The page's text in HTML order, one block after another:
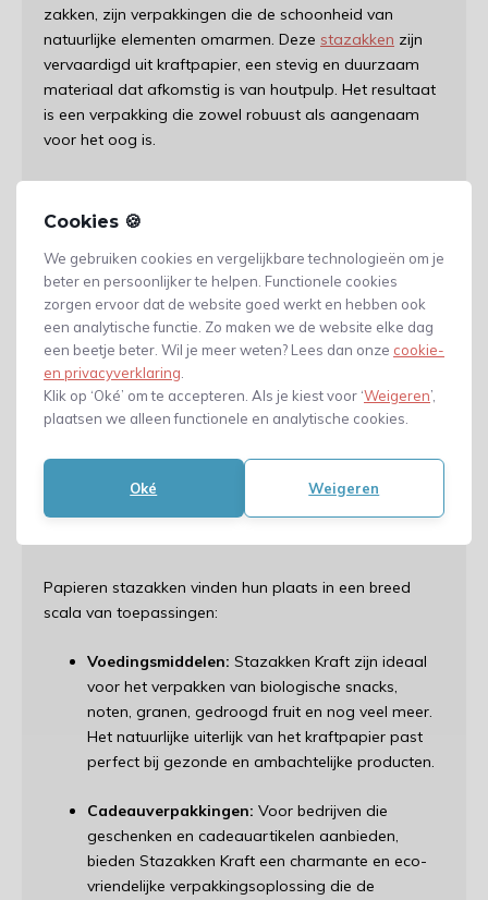
Cookies 🍪
We gebruiken cookies en vergelijkbare technologieën om je
beter en persoonlijker te helpen. Functionele cookies
zorgen ervoor dat de website goed werkt en hebben ook
een analytische functie. Zo maken we de website elke dag
een beetje beter. Wil je meer weten? Lees dan onze cookie-
en privacyverklaring
Klik op ‘Oké’ om te accepteren. Als je kiest voor ‘Weigeren’,
plaatsen we alleen functionele en analytische cookies.
Oké Weigeren
zakken, zijn verpakkingen die de schoonheid van
natuurlijke elementen omarmen. Deze stazakken zijn
vervaardigd uit kraftpapier, een stevig en duurzaam
materiaal dat afkomstig is van houtpulp. Het resultaat
is een verpakking die zowel robuust als aangenaam
voor het oog is.
Milieuvriendelijkheid
Een van de meest opvallende eigenschappen van
Stazakken Kraft is hun milieuvriendelijkheid. Kraftpapier
wordt geproduceerd uit hernieuwbare grondstoffen,
wat betekent dat het gebruik van Stazakken Kraft
bijdraagt aan het verminderen van de ecologische
voetafdruk. Deze verpakkingsoptie is biologisch
afbreekbaar en recyclebaar, wat een positieve stap is in
Toepassingen van Stazakken
Papieren stazakken vinden hun plaats in een breed
scala van toepassingen:
Voedingsmiddelen: Stazakken Kraft zijn ideaal
voor het verpakken van biologische snacks,
noten, granen, gedroogd fruit en nog veel meer.
Het natuurlijke uiterlijk van het kraftpapier past
perfect bij gezonde en ambachtelijke producten.
Cadeauverpakkingen: Voor bedrijven die
geschenken en cadeauartikelen aanbieden,
bieden Stazakken Kraft een charmante en eco-
vriendelijke verpakkingsoplossing die de